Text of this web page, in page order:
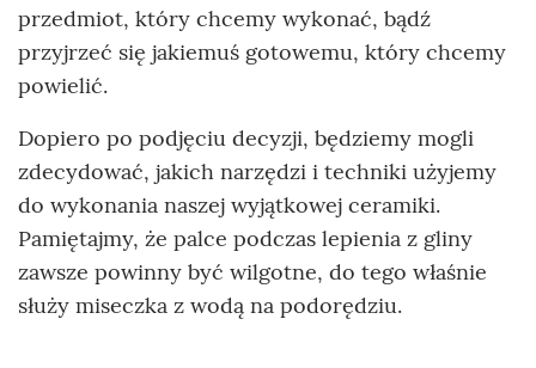
przedmiot, który chcemy wykonać, bądź
przyjrzeć się jakiemuś gotowemu, który chcemy
powielić.
Dopiero po podjęciu decyzji, będziemy mogli
zdecydować, jakich narzędzi i techniki użyjemy
do wykonania naszej wyjątkowej ceramiki.
Pamiętajmy, że palce podczas lepienia z gliny
zawsze powinny być wilgotne, do tego właśnie
służy miseczka z wodą na podorędziu.